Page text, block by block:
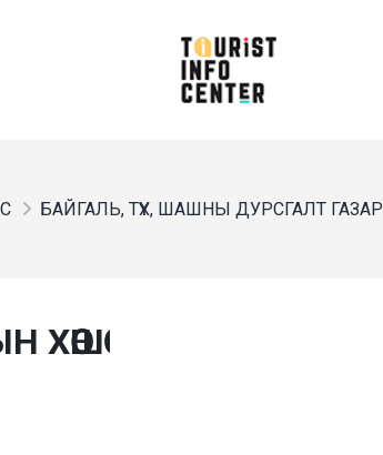
БАЙГАЛЬ, ТҮҮХ, ШАШНЫ ДУРСГАЛТ ГАЗАР